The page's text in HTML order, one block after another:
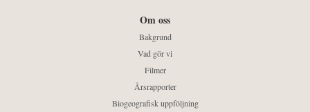
Om oss
Bakgrund
Vad gör vi
Filmer
Årsrapporter
Biogeografisk uppföljning